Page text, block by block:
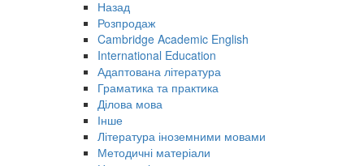
Назад
Розпродаж
Cambridge Academic English
International Education
Адаптована література
Граматика та практика
Ділова мова
Інше
Література іноземними мовами
Методичні матеріали